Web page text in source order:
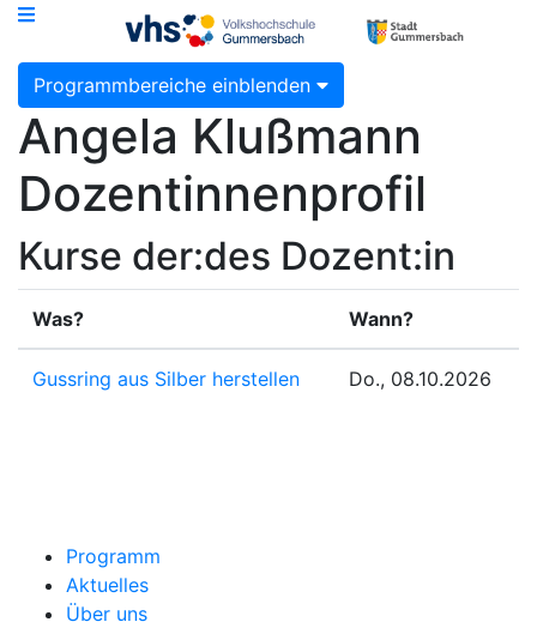
Programmbereiche einblenden
Angela Klußmann
Dozentinnenprofil
Kurse der:des Dozent:in
Was? Wann?
Gussring aus Silber herstellen Do., 08.10.2026
Programm
Aktuelles
Über uns